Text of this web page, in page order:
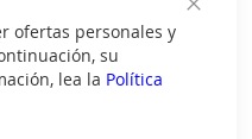
ofertas personales y
su
lea la Política
GRATIS